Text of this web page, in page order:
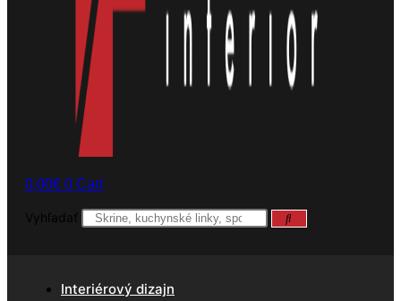
0,00€ 0 Cart
Vyhľadať
Interiérový dizajn